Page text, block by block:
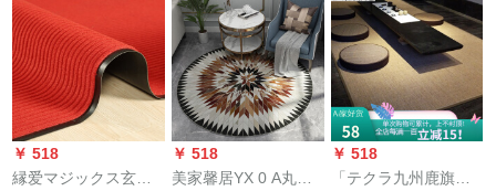
￥ 518
縁爱マジックス玄関
￥ 518
美家馨居YX 0 A丸の
￥ 518
「テクラ九州鹿旗艦